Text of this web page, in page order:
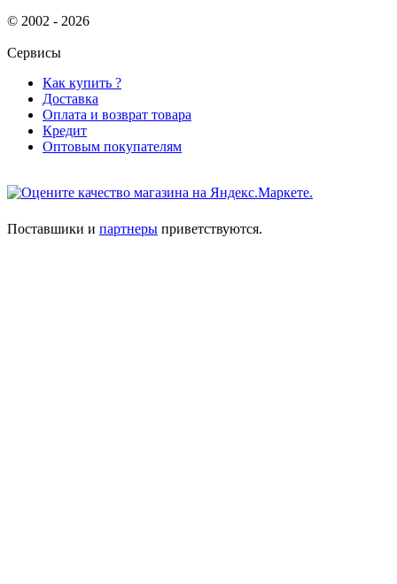
© 2002 - 2026
Сервисы
Как купить ?
Доставка
Оплата и возврат товара
Кредит
Оптовым покупателям
Поставшики и партнеры приветствуются.